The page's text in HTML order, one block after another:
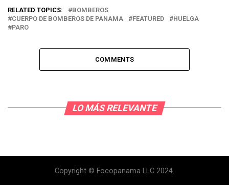
RELATED TOPICS:
BOMBEROS
CUERPO DE BOMBEROS DE PANAMA
FEATURED
HUELGA
PARO
COMMENTS
LO MÁS RELEVANTE
Copyright © Focopanama LLC 2024.